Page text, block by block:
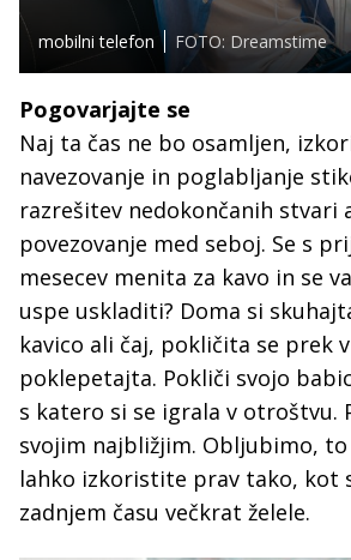
mobilni telefon FOTO: Dreamstime
Pogovarjajte se
Naj ta čas ne bo osamljen,
navezovanje in poglabljanje
razrešitev nedokončanih stvari
povezovanje med seboj. Se s
mesecev menita za kavo in se
uspe uskladiti? Doma si
kavico ali čaj, pokličita se prek
poklepetajta. Pokliči svojo
s katero si se igrala v otroštvu.
svojim najbližjim. Obljubimo, to
lahko izkoristite prav tako, kot
zadnjem času večkrat želele.